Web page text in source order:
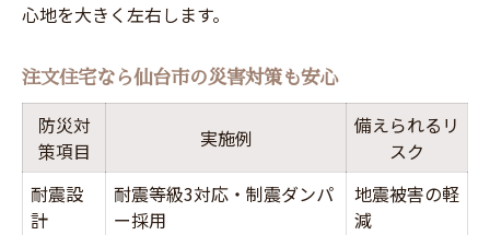
心地を大きく左右します。
注文住宅なら仙台市の災害対策も安心
防災対
策項目
実施例
備えられるリ
スク
耐震設
計
耐震等級3対応・制震ダンパ
ー採用
地震被害の軽
減